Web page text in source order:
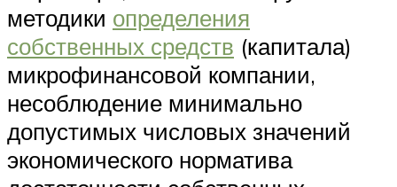
методики определения
собственных средств (капитала)
микрофинансовой компании,
несоблюдение минимально
допустимых числовых значений
экономического норматива